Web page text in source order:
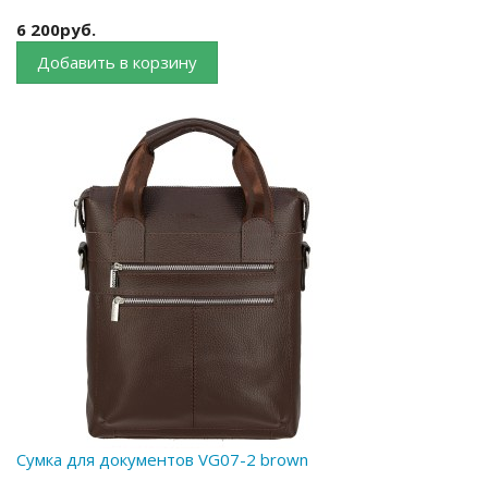
6 200руб.
Добавить в корзину
Сумка для документов VG07-2 brown